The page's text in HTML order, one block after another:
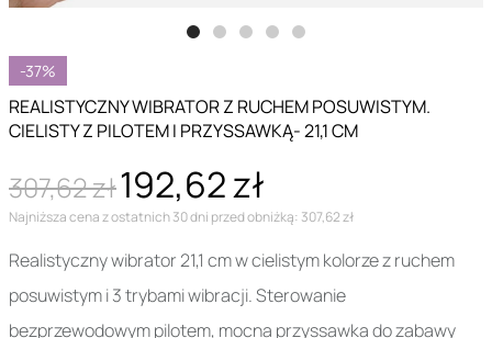
-37%
REALISTYCZNY WIBRATOR Z RUCHEM POSUWISTYM.
CIELISTY Z PILOTEM I PRZYSSAWKĄ- 21,1 CM
307,62 zł192,62 zł
Najniższa cena z ostatnich 30 dni przed obniżką: 307,62 zł
Realistyczny wibrator 21,1 cm w cielistym kolorze z ruchem
posuwistym i 3 trybami wibracji. Sterowanie
bezprzewodowym pilotem, mocna przyssawka do zabawy